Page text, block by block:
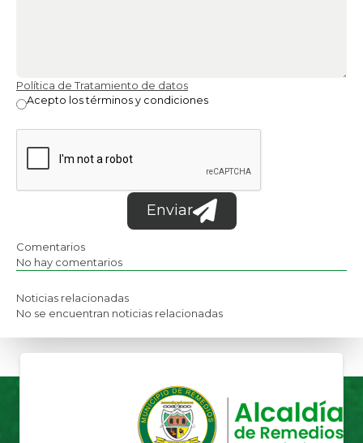
Política de Tratamiento de datos
Acepto los términos y condiciones
Enviar
Comentarios
No hay comentarios
Noticias relacionadas
No se encuentran noticias relacionadas